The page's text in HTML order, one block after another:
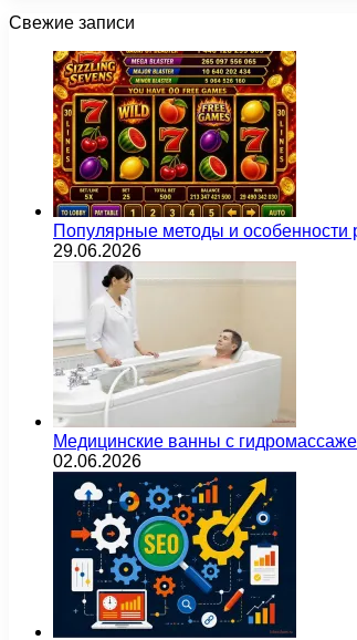
Свежие записи
Популярные методы и особенности
29.06.2026
Медицинские ванны с
02.06.2026